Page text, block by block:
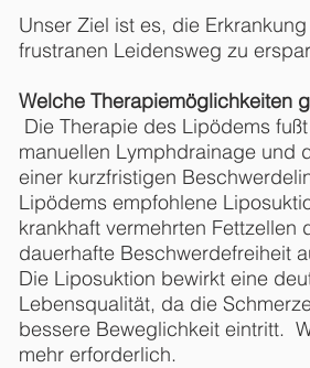
Unser Ziel ist es, die
frustranen Leidensweg zu
Welche Therapiemöglichkeiten
Die Therapie des Lipödems
manuellen Lymphdrainage und
einer kurzfristigen
Lipödems empfohlene
krankhaft vermehrten
dauerhafte Beschwerdefreiheit
Die Liposuktion bewirkt eine
Lebensqualität, da die
bessere Beweglichkeit eintritt.
mehr erforderlich.